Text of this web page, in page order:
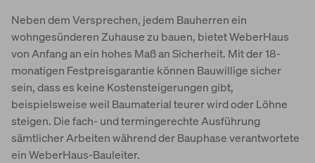
Neben dem Versprechen, jedem Bauherren ein
wohngesünderen Zuhause zu bauen, bietet WeberHaus
von Anfang an ein hohes Maß an Sicherheit. Mit der 18-
monatigen Festpreisgarantie können Bauwillige sicher
sein, dass es keine Kostensteigerungen gibt,
beispielsweise weil Baumaterial teurer wird oder Löhne
steigen. Die fach- und termingerechte Ausführung
sämtlicher Arbeiten während der Bauphase verantwortete
ein WeberHaus-Bauleiter.